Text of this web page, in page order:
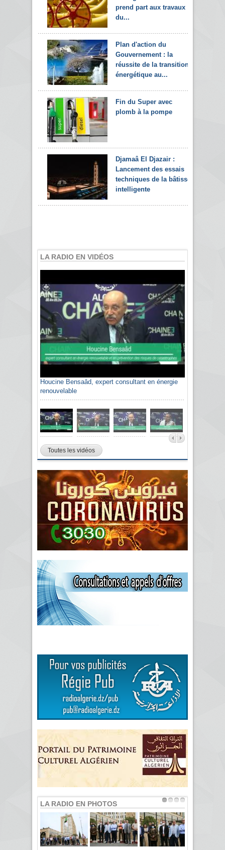
prend part aux travaux
du...
Plan d'action du
Gouvernement : la
réussite de la transition
énergétique au...
Fin du Super avec
plomb à la pompe
Djamaâ El Djazair :
Lancement des essais
techniques de la bâtisse
intelligente
LA RADIO EN VIDÉOS
Houcine Bensaâd, expert consultant en énergie
renouvelable
Toutes les vidéos
LA RADIO EN PHOTOS